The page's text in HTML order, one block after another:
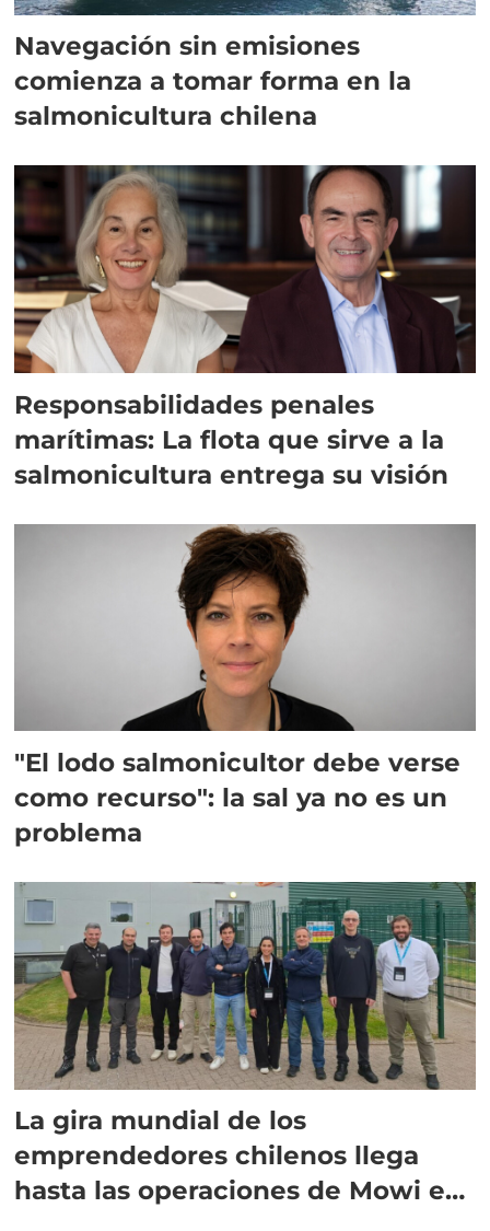
Navegación sin emisiones
comienza a tomar forma en la
salmonicultura chilena
Responsabilidades penales
marítimas: La flota que sirve a la
salmonicultura entrega su visión
"El lodo salmonicultor debe verse
como recurso": la sal ya no es un
problema
La gira mundial de los
emprendedores chilenos llega
hasta las operaciones de Mowi en